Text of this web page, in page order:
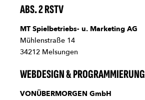
ABS. 2 RSTV
MT Spielbetriebs- u. Marketing AG
Mühlenstraße 14
34212 Melsungen
WEBDESIGN & PROGRAMMIERUNG
VONÜBERMORGEN GmbH